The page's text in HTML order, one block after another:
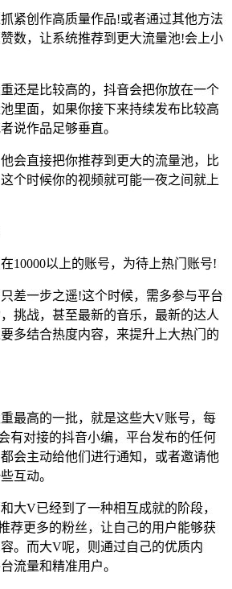
紧创作高质量作品!或者通过其他方法
数，让系统推荐到更大流量池!会上小
还是比较高的，抖音会把你放在一个
里面，如果你接下来持续发布比较高
说作品足够垂直。
会直接把你推荐到更大的流量池，比
个时候你的视频就可能一夜之间就上
10000以上的账号，为待上热门账号!
差一步之遥!这个时候，需多参与平台
挑战，甚至最新的音乐，最新的达人
多结合热度内容，来提升上大热门的
最高的一批，就是这些大V账号，每
有对接的抖音小编，平台发布的任何
会主动给他们进行通知，或者邀请他
互动。
大V已经到了一种相互成就的阶段，
荐更多的粉丝，让自己的用户能够获
。而大V呢，则通过自己的优质内
流量和精准用户。